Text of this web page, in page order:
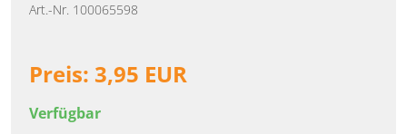
Art.-Nr. 100065598
Preis: 3,95 EUR
Verfügbar